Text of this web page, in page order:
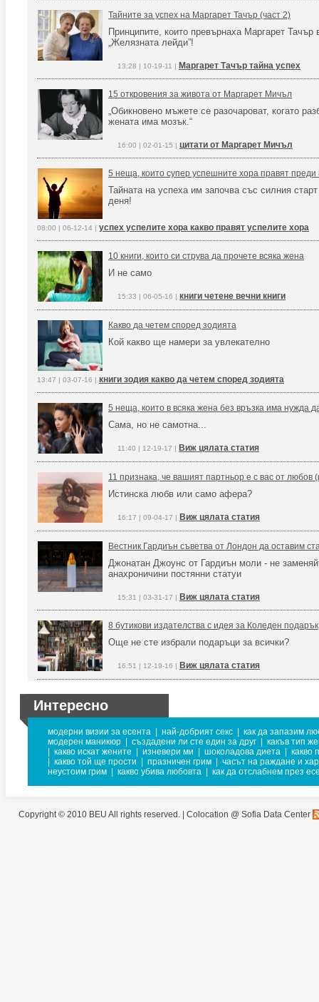
Тайните за успех на Маргарет Тачър (част 2)
Принципите, които превърнаха Маргарет Тачър
„Желязната лейди”!
13:28 | 10-19-11 | Маргарет Тачър тайна успех
15 откровения за живота от Маргарет Мичъл
„Обикновено мъжете се разочароват, когато
жената има мозък.“
16:00 | 02-01-15 | цитати от Маргарет Мичъл
5 неща, които супер успешните хора правят преди
Тайната на успеха им започва със силния
деня!
08:00 | 06-12-14 | успех успелите хора какво правят успелите хора
10 книги, които си струва да прочете всяка жена
И не само
15:33 | 06-05-16 | книги четене вечни книги
Какво да четем според зодията
Кой какво ще намери за увлекателно
13:47 | 03-07-16 | книги зодия какво да четем според зодията
5 неща, които в всяка жена без връзка има нужда
Сама, но не самотна...
11:40 | 12-19-17 | Виж цялата статия
11 признака, че вашият партньор е с вас от любов
Истинска любв или само афера?
16:17 | 09-04-17 | Виж цялата статия
Вестник Гардиън съветва от Лондон да оставим
Джонатан Джоунс от Гардиън моли - не
анахроничини постянни статуи
15:31 | 03-31-17 | Виж цялата статия
8 бутикови издателства с идея за Коледен подарък
Още не сте избрали подаръци за всички?
16:51 | 12-19-16 | Виж цялата статия
Интересно
модерни визии за есента най-добрият секс
как да запазим
модерен маникюр
създадени ли сте един за друг
какъв тип
какво искат жените изневери ми шоколадова диета
какво
какво той ще прости празничен грим
часът на раждане и
неустоим грим
какво убива любовта как да отслабнем през
Copyright © 2010 BEU All rights reserved. | Colocation @ Sofia Data Center